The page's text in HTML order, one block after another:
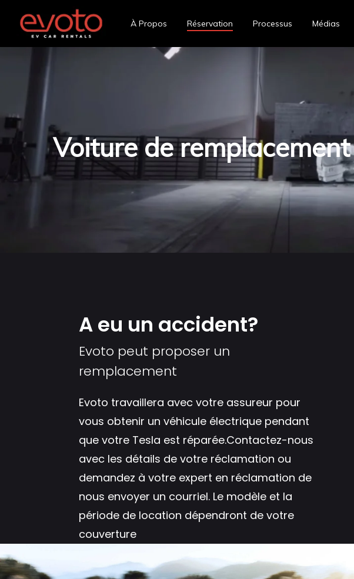
À Propos Réservation Processus Médias
Voiture de
A eu un accident?
Evoto peut proposer un
remplacement
Evoto travaillera avec votre assureur pour
vous obtenir un véhicule électrique pendant
que votre Tesla est réparée.Contactez-nous
avec les détails de votre réclamation ou
demandez à votre expert en réclamation de
nous envoyer un courriel. Le modèle et la
période de location dépendront de votre
couverture